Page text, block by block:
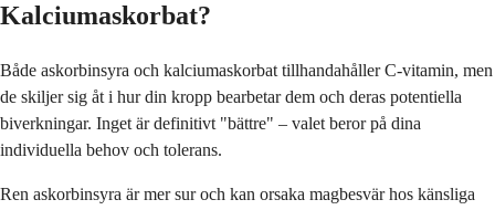
Kalciumaskorbat?
Både askorbinsyra och kalciumaskorbat tillhandahåller C-vitamin, men
de skiljer sig åt i hur din kropp bearbetar dem och deras potentiella
biverkningar. Inget är definitivt "bättre" – valet beror på dina
individuella behov och tolerans.
Ren askorbinsyra är mer sur och kan orsaka magbesvär hos känsliga